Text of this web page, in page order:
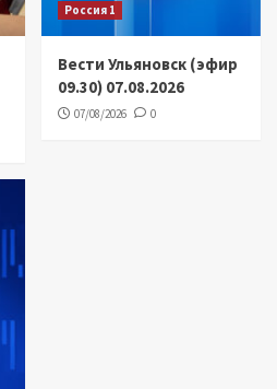
Россия 1
Вести Ульяновск (эфир
09.30) 07.08.2026
07/08/2026 0